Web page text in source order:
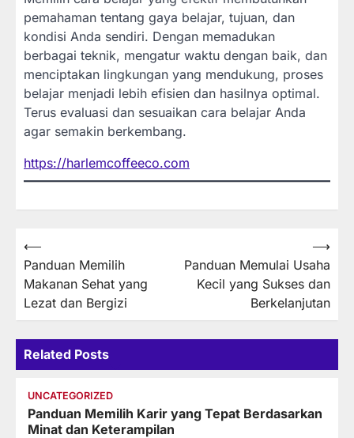
pemahaman tentang gaya belajar, tujuan, dan
kondisi Anda sendiri. Dengan memadukan
berbagai teknik, mengatur waktu dengan baik, dan
menciptakan lingkungan yang mendukung, proses
belajar menjadi lebih efisien dan hasilnya optimal.
Terus evaluasi dan sesuaikan cara belajar Anda
agar semakin berkembang.
https://harlemcoffeeco.com
Post
navigation
⟵
Panduan Memilih
Makanan Sehat yang
Lezat dan Bergizi
Panduan Memulai Usaha
Kecil yang Sukses dan
Berkelanjutan
⟶
Related Posts
UNCATEGORIZED
Panduan Memilih Karir yang Tepat Berdasarkan
Minat dan Keterampilan